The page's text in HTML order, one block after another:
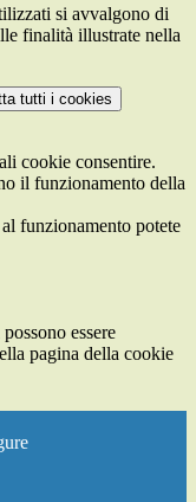
si avvalgono di
finalità illustrate nella
tutti i cookies
cookie consentire.
il funzionamento della
funzionamento potete
essere
pagina della cookie